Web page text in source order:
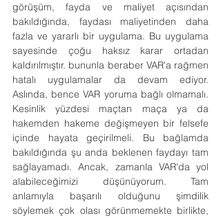
görüşüm, fayda ve maliyet açısından
bakıldığında, faydası maliyetinden daha
fazla ve yararlı bir uygulama. Bu uygulama
sayesinde çoğu haksız karar ortadan
kaldırılmıştır. bununla beraber VAR'a rağmen
hatalı uygulamalar da devam ediyor.
Aslında, bence VAR yoruma bağlı olmamalı.
Kesinlik yüzdesi maçtan maça ya da
hakemden hakeme değişmeyen bir felsefe
içinde hayata geçirilmeli. Bu bağlamda
bakıldığında şu anda beklenen faydayı tam
sağlayamadı. Ancak, zamanla VAR'da yol
alabileceğimizi düşünüyorum. Tam
anlamıyla başarılı olduğunu şimdilik
söylemek çok olası görünmemekte birlikte,